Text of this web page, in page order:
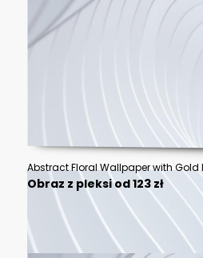
Obraz z pleksi od 123 zł